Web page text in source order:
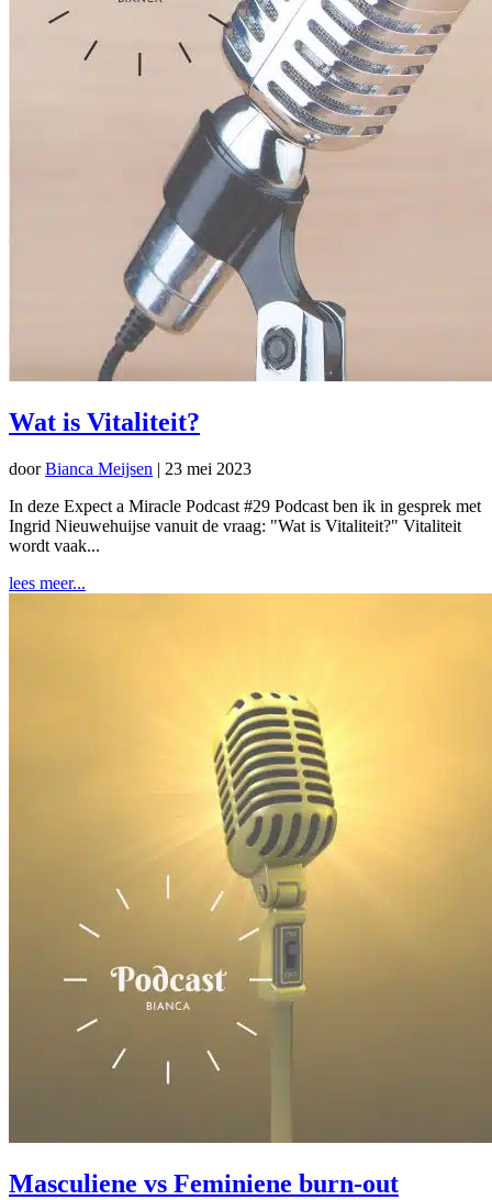
Wat is Vitaliteit?
doorBianca Meijsen | 23 mei 2023
In deze Expect a Miracle Podcast #29 Podcast ben ik in gesprek met
Ingrid Nieuwehuijse vanuit de vraag: "Wat is Vitaliteit?" Vitaliteit
wordt vaak...
lees meer...
Masculiene vs Feminiene burn-out